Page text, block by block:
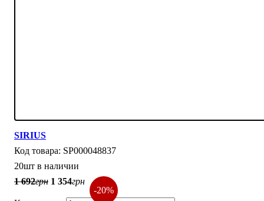
SIRIUS
SP000048837
20шт в наличии
-20%
1 692грн 1 354грн